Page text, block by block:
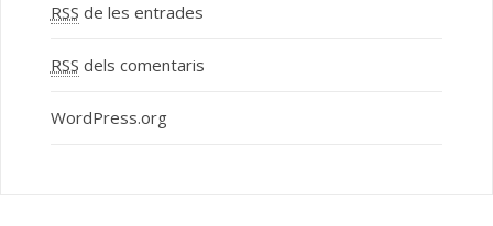
RSS de les entrades
RSS dels comentaris
WordPress.org